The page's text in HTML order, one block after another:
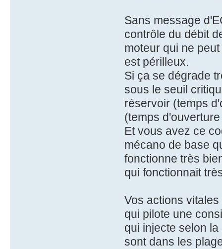
Sans message
contrôle du débit
moteur qui ne
est périlleux.
Si ça se dégrade
sous le seuil
réservoir (temps
(temps
Et vous avez ce
mécano de base
fonctionne très
qui fonctionnait
Vos actions
qui pilote une
qui injecte selon
sont dans les